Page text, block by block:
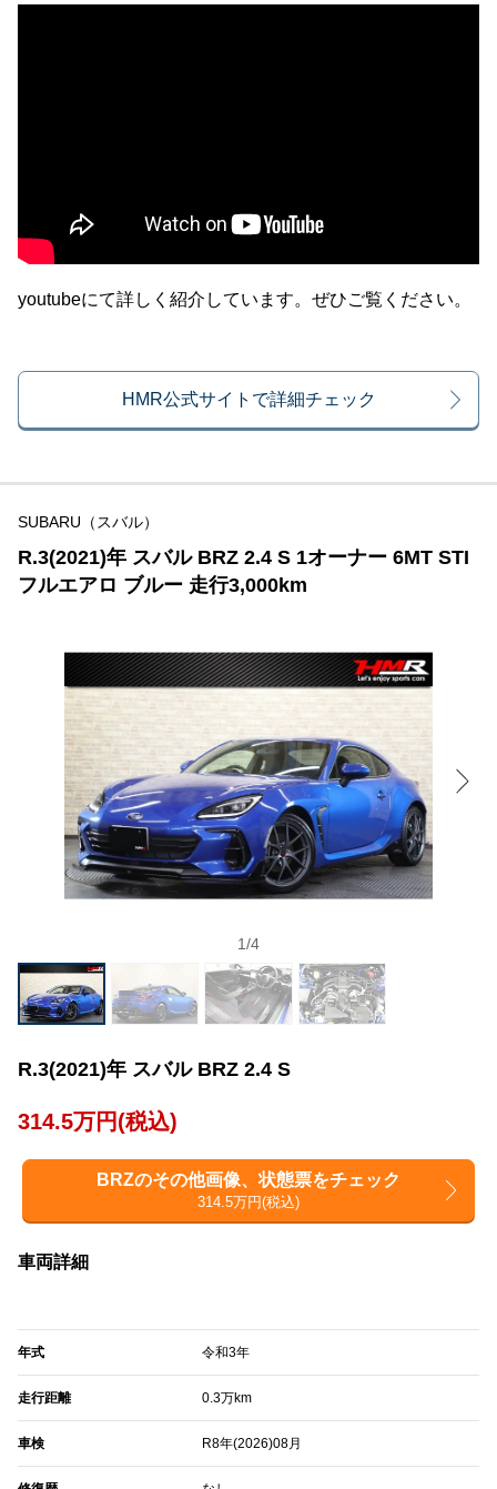
youtubeにて詳しく紹介しています。ぜひご覧ください。
HMR公式サイトで詳細チェック
SUBARU（スバル）
R.3(2021)年 スバル BRZ 2.4 S 1オーナー 6MT STI
フルエアロ ブルー 走行3,000km
1/4
R.3(2021)年 スバル BRZ 2.4 S
314.5万円(税込)
BRZのその他画像、状態票をチェック
314.5万円(税込)
車両詳細
年式 令和3年
走行距離 0.3万km
車検 R8年(2026)08月